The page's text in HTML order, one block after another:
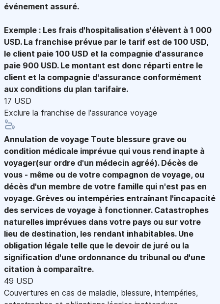
événement assuré.
Exemple : Les frais d'hospitalisation s'élèvent à 1 000
USD. La franchise prévue par le tarif est de 100 USD,
le client paie 100 USD et la compagnie d'assurance
paie 900 USD. Le montant est donc réparti entre le
client et la compagnie d'assurance conformément
aux conditions du plan tarifaire.
17 USD
Exclure la franchise de l'assurance voyage
Annulation de voyage Toute blessure grave ou
condition médicale imprévue qui vous rend inapte à
voyager(sur ordre d'un médecin agréé). Décès de
vous - même ou de votre compagnon de voyage, ou
décès d'un membre de votre famille qui n'est pas en
voyage. Grèves ou intempéries entraînant l'incapacité
des services de voyage à fonctionner. Catastrophes
naturelles imprévues dans votre pays ou sur votre
lieu de destination, les rendant inhabitables. Une
obligation légale telle que le devoir de juré ou la
signification d'une ordonnance du tribunal ou d'une
citation à comparaître.
49 USD
Couvertures en cas de maladie, blessure, intempéries,